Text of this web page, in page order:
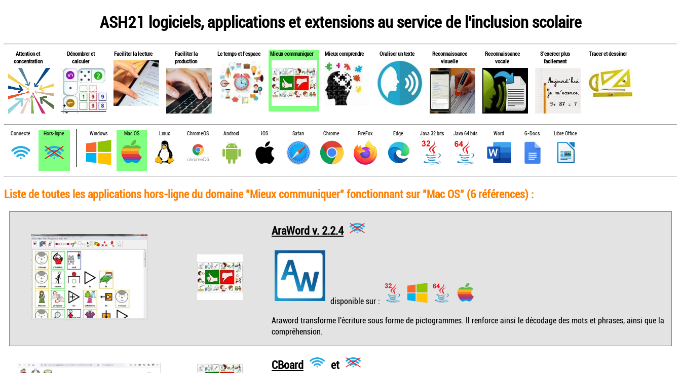
ASH21 logiciels, applications et extensions au service de l'inclusion scolaire
Attention et
concentration
Dénombrer et
calculer
Faciliter la lecture
Faciliter la
production
Le temps et l'espace Mieux communiquer Mieux comprendre Oraliser un texte
Reconnaissance
visuelle
Reconnaissance
vocale
S'exercer plus
facilement
Tracer et dessiner
Connecté Hors-ligne Windows Mac OS Linux ChromeOS Android IOS Safari Chrome FireFox Edge Java 32 bits Java 64 bits Word G-Docs Libre Office
Liste de toutes les applications hors-ligne du domaine "Mieux communiquer" fonctionnant sur "Mac OS" (6 références) :
AraWord v. 2.2.4
disponible sur :
Araword transforme l'écriture sous forme de pictogrammes. Il renforce ainsi le décodage des mots et phrases, ainsi que la
compréhension.
CBoard et